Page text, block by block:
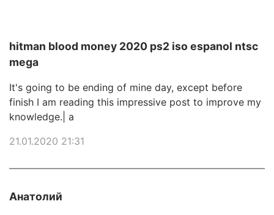
hitman blood money 2020 ps2 iso espanol ntsc
mega
It's going to be ending of mine day, except before
finish I am reading this impressive post to improve my
knowledge.| а
21.01.2020 21:31
Анатолий